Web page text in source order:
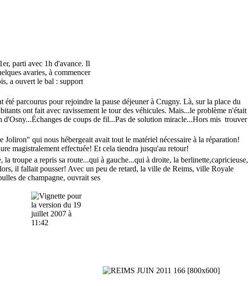
parti avec 1h d'avance. Il
avaries, à commencer
a ouvert le bal : support
parcourus pour rejoindre la pause déjeuner à Crugny. Là, sur la place du
ont fait avec ravissement le tour des véhicules. Mais...le problème n'était
d'Osny...Échanges de coups de fil...Pas de solution miracle...Hors mis trouver
Joliron" qui nous hébergeait avait tout le matériel nécessaire à la réparation!
magistralement effectuée! Et cela tiendra jusqu'au retour!
troupe a repris sa route...qui à gauche...qui à droite, la berlinette,capricieuse,
il fallait pousser! Avec un peu de retard, la ville de Reims, ville Royale
de champagne, ouvrait ses